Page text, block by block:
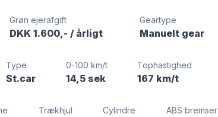
Grøn ejerafgift
DKK 1.600,- / årligt
Geartype
Manuelt gear
Type
St.car
0-100 km/t
14,5 sek
Tophastighed
167 km/t
Trækhjul Cylindre ABS bremser